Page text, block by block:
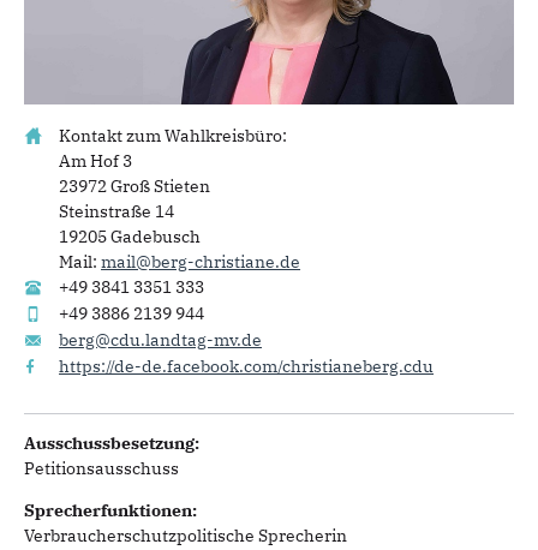
Kontakt zum Wahlkreisbüro:
Am Hof 3
23972 Groß Stieten
Steinstraße 14
19205 Gadebusch
Mail:mail@berg-christiane.de
+49 3841 3351 333
+49 3886 2139 944
berg@cdu.landtag-mv.de
https://de-de.facebook.com/christianeberg.cdu
Ausschussbesetzung:
Petitionsausschuss
Sprecherfunktionen:
Verbraucherschutzpolitische Sprecherin